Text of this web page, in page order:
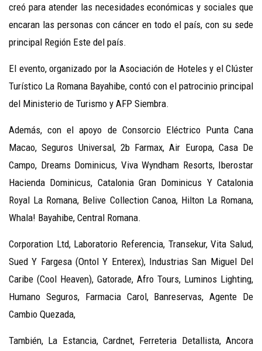
creó para atender las necesidades económicas y sociales que
encaran las personas con cáncer en todo el país, con su sede
principal Región Este del país.
El evento, organizado por la Asociación de Hoteles y el Clúster
Turístico La Romana Bayahibe, contó con el patrocinio principal
del Ministerio de Turismo y AFP Siembra.
Además, con el apoyo de Consorcio Eléctrico Punta Cana
Macao, Seguros Universal, 2b Farmax, Air Europa, Casa De
Campo, Dreams Dominicus, Viva Wyndham Resorts, Iberostar
Hacienda Dominicus, Catalonia Gran Dominicus Y Catalonia
Royal La Romana, Belive Collection Canoa, Hilton La Romana,
Whala! Bayahibe, Central Romana.
Corporation Ltd, Laboratorio Referencia, Transekur, Vita Salud,
Sued Y Fargesa (Ontol Y Enterex), Industrias San Miguel Del
Caribe (Cool Heaven), Gatorade, Afro Tours, Luminos Lighting,
Humano Seguros, Farmacia Carol, Banreservas, Agente De
Cambio Quezada,
También, La Estancia, Cardnet, Ferreteria Detallista, Ancora